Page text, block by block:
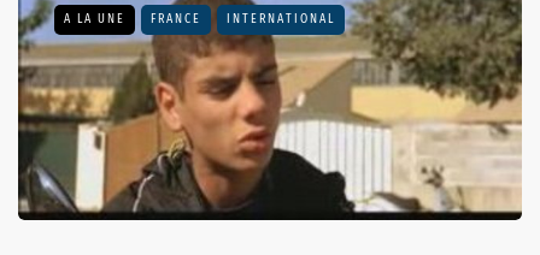
A LA UNE FRANCE INTERNATIONAL